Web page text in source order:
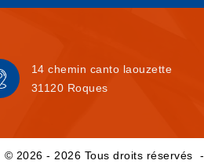
14 chemin canto laouzette
31120 Roques
© 2026 - 2026 Tous droits réservés -